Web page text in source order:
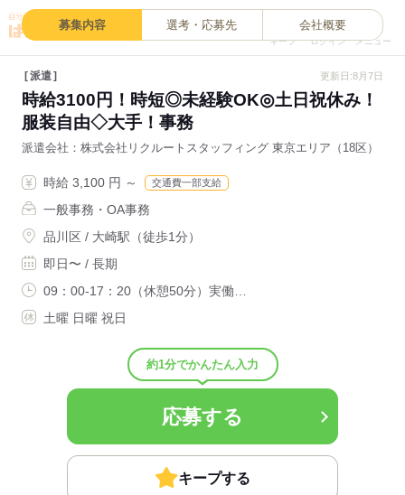
キープ ログイン メニュー
募集内容 選考・応募先 会社概要
派遣 更新日:8月7日
時給3100円！時短◎未経験OK◎土日祝休み！
服装自由◇大手！事務
派遣会社 株式会社リクルートスタッフィング 東京エリア（18区）
時給 3,100 円 ～ 交通費一部支給
一般事務・OA事務
品川区 / 大崎駅（徒歩1分）
即日〜 / 長期
09：00-17：20（休憩50分）実働…
土曜 日曜 祝日
約1分でかんたん入力
応募する
キープする